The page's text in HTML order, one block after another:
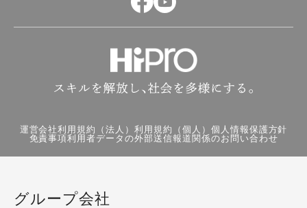
運営会社利用規約（法人）利用規約（個人） 個人情報保護方針
免責事項利用者データの外部送信報道関係のお問い合わせ
グループ会社